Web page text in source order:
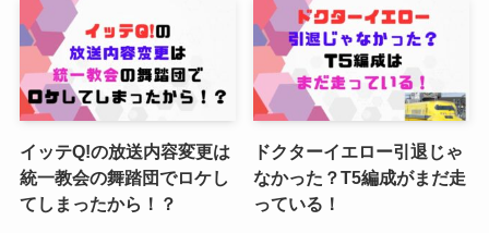
イッテQ!の放送内容変更は
統一教会の舞踏団でロケし
てしまったから！？
ドクターイエロー引退じゃ
なかった？T5編成がまだ走
っている！